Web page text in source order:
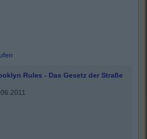
Rules - Das Gesetz der Straße